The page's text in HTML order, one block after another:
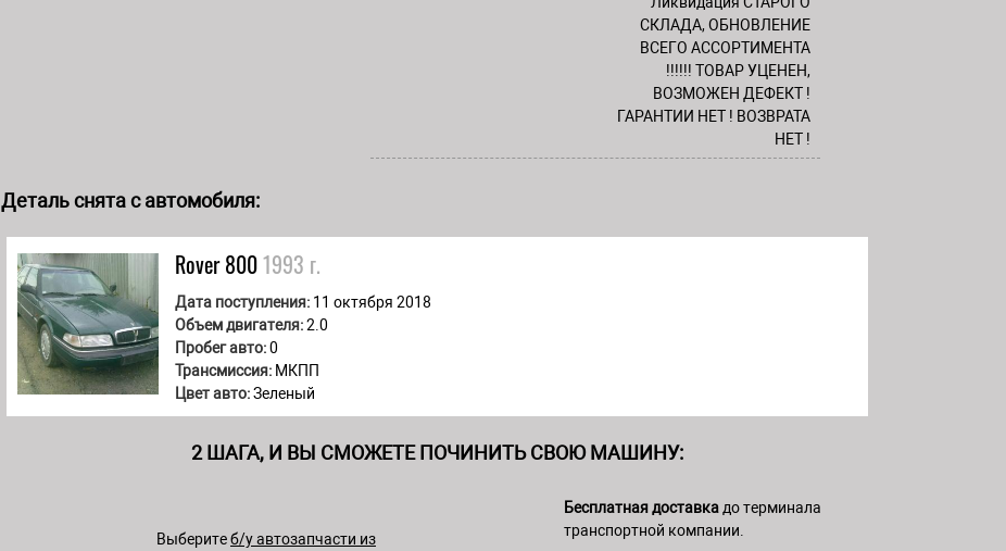
СКЛАДА, ОБНОВЛЕНИЕ
ВСЕГО АССОРТИМЕНТА
!!!!!! ТОВАР УЦЕНЕН,
ВОЗМОЖЕН ДЕФЕКТ !
ГАРАНТИИ НЕТ ! ВОЗВРАТА
НЕТ !
Деталь снята с автомобиля:
Rover 8001993 г.
Дата поступления: 11 октября 2018
Объем двигателя:2.0
Пробег авто:0
Трансмиссия: МКПП
Цвет авто:Зеленый
2 ШАГА, И ВЫ СМОЖЕТЕ ПОЧИНИТЬ СВОЮ МАШИНУ:
Выберитеб/у автозапчасти из
Бесплатная доставка до терминала
транспортной компании.